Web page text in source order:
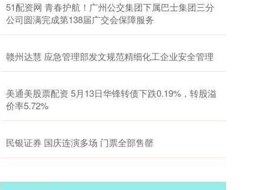
51配资网 青春护航！广州公交集团下属巴士集团三分
公司圆满完成第138届广交会保障服务
赣州达慧 应急管理部发文规范精细化工企业安全管理
美通美股票配资 5月13日华锋转债下跌0.19%，转股溢
价率5.72%
民银证券 国庆连演多场 门票全部售罄